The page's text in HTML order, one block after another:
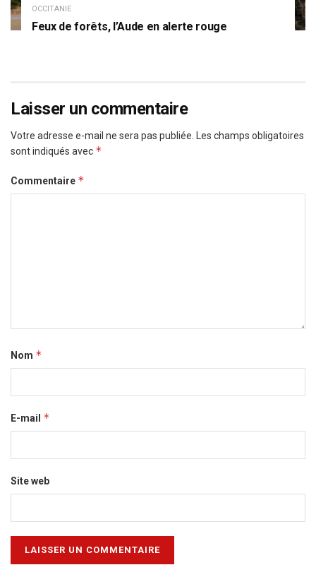
OCCITANIE
Feux de forêts, l’Aude en alerte rouge
Laisser un commentaire
Votre adresse e-mail ne sera pas publiée. Les champs obligatoires
sont indiqués avec *
Commentaire *
Nom *
E-mail *
Site web